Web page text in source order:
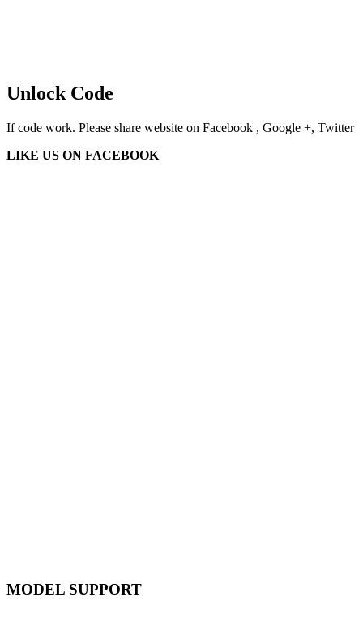
Unlock Code
If code work. Please share website on Facebook , Google +, Twitter
LIKE US ON FACEBOOK
MODEL SUPPORT